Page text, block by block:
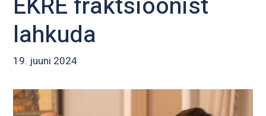
lahkuda
19. juuni 2024